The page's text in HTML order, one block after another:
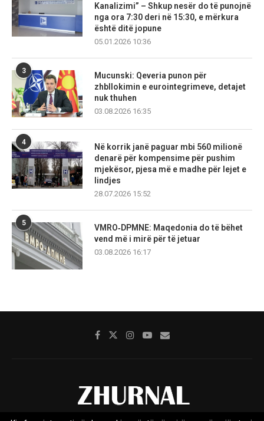
Kanalizimi” – Shkup nesër do të punojnë
nga ora 7:30 deri në 15:30, e mërkura
është ditë jopune
05.01.2026 10:36
3
Mucunski: Qeveria punon për
zhbllokimin e eurointegrimeve, detajet
nuk thuhen
03.08.2026 16:35
4
Në korrik janë paguar mbi 560 milionë
denarë për kompensime për pushim
mjekësor, pjesa më e madhe për lejet e
lindjes
28.07.2026 15:52
5
VMRO‑DPMNE: Maqedonia do të bëhet
vend më i mirë për të jetuar
03.08.2026 16:17